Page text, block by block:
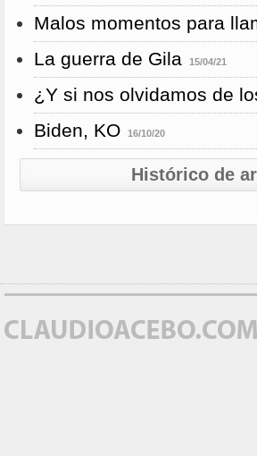
Malos momentos para
La guerra de Gila
15/04/21
¿Y si nos olvidamos de
Biden, KO 16/10/20
Histórico de